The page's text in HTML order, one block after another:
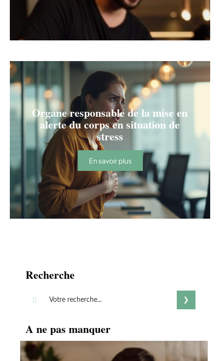
Organe responsable de la mise en
alerte du corps en situation de
stress
En savoir plus
Recherche
A ne pas manquer